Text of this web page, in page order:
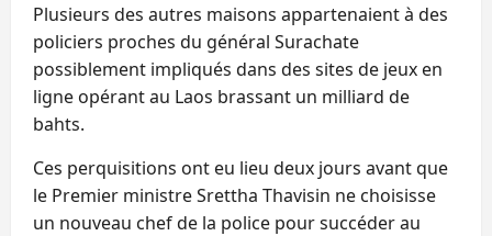
Plusieurs des autres maisons appartenaient à des
policiers proches du général Surachate
possiblement impliqués dans des sites de jeux en
ligne opérant au Laos brassant un milliard de
bahts.
Ces perquisitions ont eu lieu deux jours avant que
le Premier ministre Srettha Thavisin ne choisisse
un nouveau chef de la police pour succéder au